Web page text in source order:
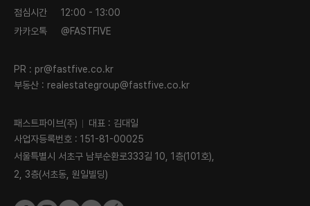
점심시간
12:00 - 13:00
카카오톡
@FASTFIVE
PR : pr@fastfive.co.kr
부동산 : realestategroup@fastfive.co.kr
패스트파이브(주)
대표 : 김대일
사업자등록번호 : 151-81-00025
서울특별시 서초구 남부순환로333길 10, 1층(101호),
2, 3층(서초동, 원일빌딩)